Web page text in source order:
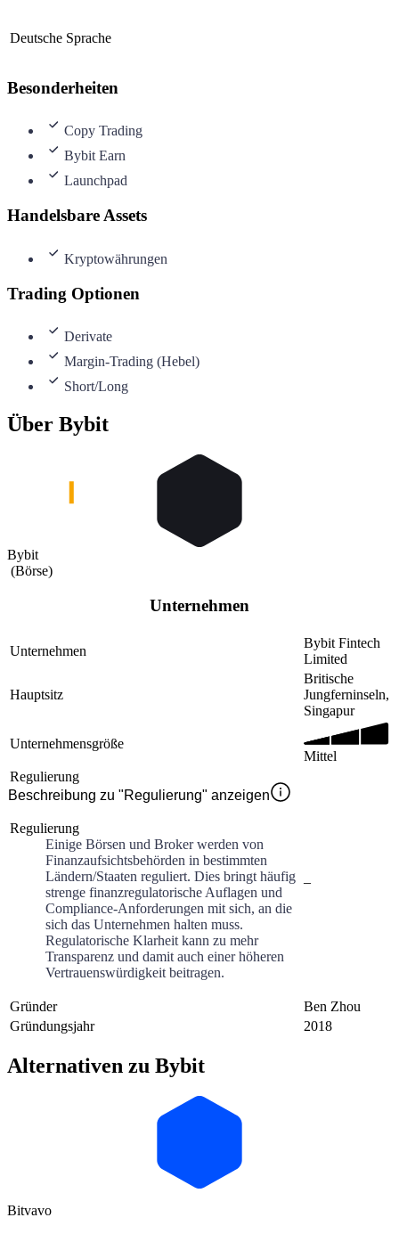
Deutsche Sprache
Besonderheiten
Copy Trading
Bybit Earn
Launchpad
Handelsbare Assets
Kryptowährungen
Trading Optionen
Derivate
Margin-Trading (Hebel)
Short/Long
Über Bybit
Bybit
(Börse)
Unternehmen
Unternehmen
Bybit Fintech
Limited
Hauptsitz
Britische
Jungferninseln,
Singapur
Unternehmensgröße
Mittel
Regulierung
Beschreibung zu "Regulierung" anzeigen
Regulierung
Einige Börsen und Broker werden von
Finanzaufsichtsbehörden in bestimmten
Ländern/Staaten reguliert. Dies bringt häufig
strenge finanzregulatorische Auflagen und
Compliance-Anforderungen mit sich, an die
sich das Unternehmen halten muss.
Regulatorische Klarheit kann zu mehr
Transparenz und damit auch einer höheren
Vertrauenswürdigkeit beitragen.
–
Gründer
Ben Zhou
Gründungsjahr
2018
Alternativen zu Bybit
Bitvavo